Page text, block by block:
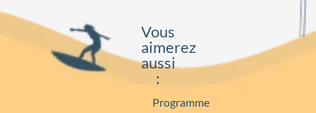
Vous
aimerez
aussi
:
Programme